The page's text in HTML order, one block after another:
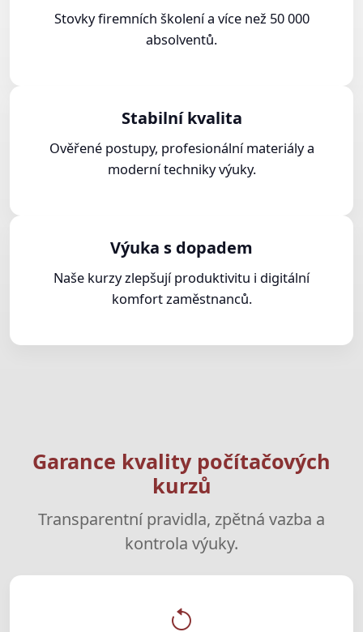
Stovky firemních školení a více než 50 000
absolventů.
Stabilní kvalita
Ověřené postupy, profesionální materiály a
moderní techniky výuky.
Výuka s dopadem
Naše kurzy zlepšují produktivitu i digitální
komfort zaměstnanců.
Garance kvality počítačových
kurzů
Transparentní pravidla, zpětná vazba a
kontrola výuky.